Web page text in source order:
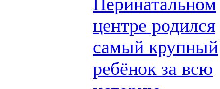
центре родился
самый крупный
ребёнок за всю